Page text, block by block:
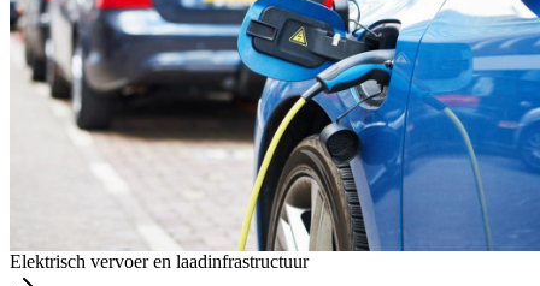
Elektrisch vervoer en laadinfrastructuur